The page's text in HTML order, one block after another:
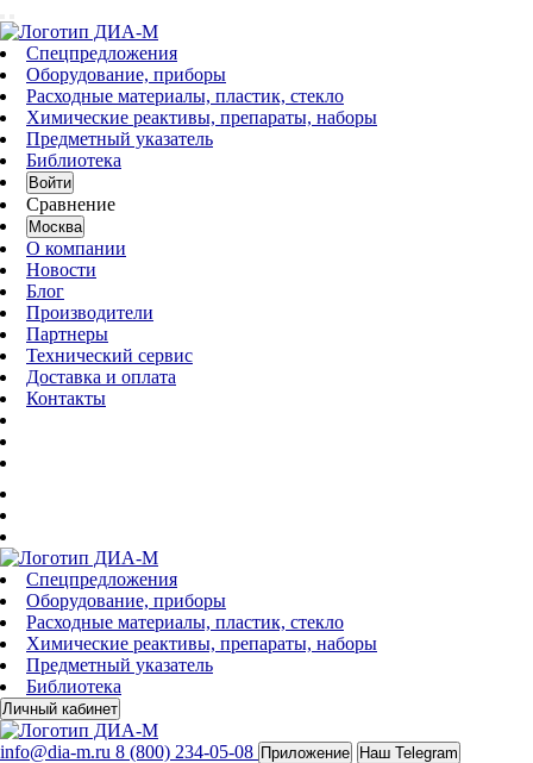
Спецпредложения
Оборудование, приборы
Расходные материалы, пластик, стекло
Химические реактивы, препараты, наборы
Предметный указатель
Библиотека
Войти
Сравнение
Москва
О компании
Новости
Блог
Производители
Партнеры
Технический сервис
Доставка и оплата
Контакты
Спецпредложения
Оборудование, приборы
Расходные материалы, пластик, стекло
Химические реактивы, препараты, наборы
Предметный указатель
Библиотека
Личный кабинет
info@dia-m.ru 8 (800) 234-05-08 Приложение Наш Telegram